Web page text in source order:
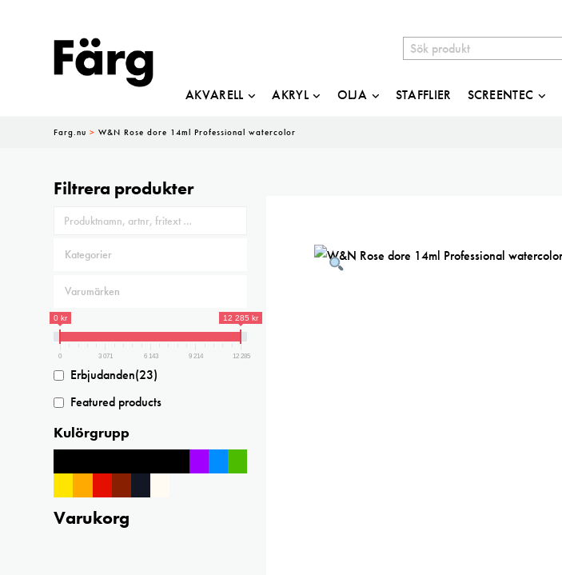
AKVARELL AKRYL OLJA STAFFLIER SCREENTEC
Farg.nu >W&N Rose dore 14ml Professional watercolor
Filtrera produkter
0 kr 12 285 kr
0 3 071 6 143 9 214 12 285
Erbjudanden(23)
Featured products
Kulörgrupp
Varukorg